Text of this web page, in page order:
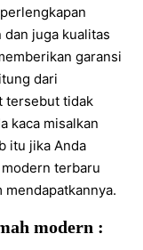
juga kualitas
garansi
dari
tersebut tidak
kaca misalkan
itu jika Anda
terbaru
mendapatkannya.
modern :